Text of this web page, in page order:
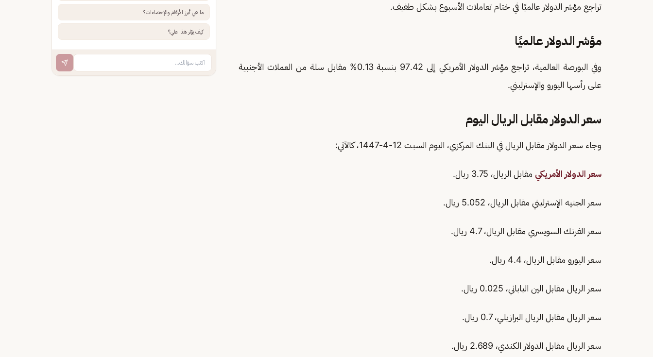
تراجع مؤشر الدولار عالميًا في ختام تعاملات الأسبوع بشكل طفيف.
مؤشر الدولار عالميًا
وفي البورصة العالمية، تراجع مؤشر الدولار الأمريكي إلى 97.42 بنسبة 0.13% مقابل سلة من العملات الأجنبية
على رأسها اليورو والإسترليني.
سعر الدولار مقابل الريال اليوم
وجاء سعر الدولار مقابل الريال في البنك المركزي، اليوم السبت 12-4-1447، كالآتي:
سعر الدولار الأمريكي مقابل الريال، 3.75 ريال.
سعر الجنيه الإسترليني مقابل الريال، 5.052 ريال.
سعر الفرنك السويسري مقابل الريال، 4.7 ريال.
سعر اليورو مقابل الريال، 4.4 ريال.
سعر الريال مقابل الين الياباني، 0.025 ريال.
سعر الريال مقابل الريال البرازيلي، 0.7 ريال.
سعر الريال مقابل الدولار الكندي، 2.689 ريال.
ما هي أبرز الأرقام والإحصاءات؟
كيف يؤثر هذا علي؟